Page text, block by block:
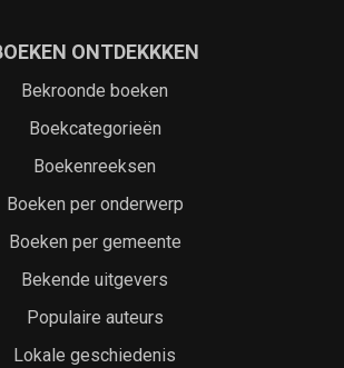
ONTDEKKKEN
Bekroonde boeken
Boekcategorieën
Boekenreeksen
Boeken per onderwerp
Boeken per gemeente
Bekende uitgevers
Populaire auteurs
Lokale geschiedenis